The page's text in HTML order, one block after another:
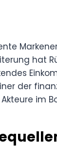
hat
der
im